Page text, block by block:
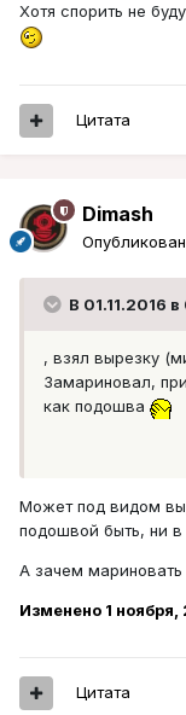
Хотя спорить не
Цитата
Dimash
В 01.11.2016
, взял вырезку
Замариновал,
как подошва
Может под видом
подошвой быть, ни
А зачем мариновать
Изменено 1 ноября,
Цитата